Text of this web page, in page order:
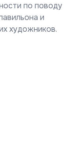
по поводу
и
художников.